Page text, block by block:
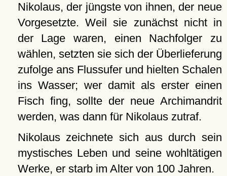
Nikolaus, der jüngste von ihnen, der neue
Vorgesetzte. Weil sie zunächst nicht in
der Lage waren, einen Nachfolger zu
wählen, setzten sie sich der Überlieferung
zufolge ans Flussufer und hielten Schalen
ins Wasser; wer damit als erster einen
Fisch fing, sollte der neue Archimandrit
werden, was dann für Nikolaus zutraf.
Nikolaus zeichnete sich aus durch sein
mystisches Leben und seine wohltätigen
Werke, er starb im Alter von 100 Jahren.